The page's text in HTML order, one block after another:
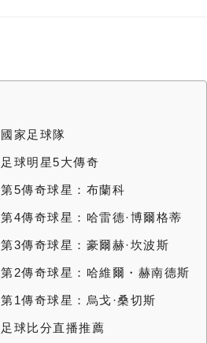
家足球隊
球明星5大傳奇
5傳奇球星：布蘭科
4傳奇球星：哈雷德·博爾格蒂
3傳奇球星：豪爾赫·坎波斯
2傳奇球星：哈維爾・赫南德斯
1傳奇球星：烏戈·桑切斯
球比分直播推薦